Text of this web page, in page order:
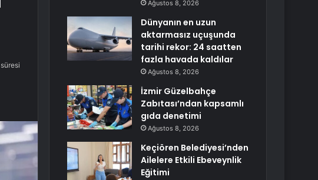
Ağustos 8, 2026
Dünyanın en uzun
aktarmasız uçuşunda
tarihi rekor: 24 saatten
fazla havada kaldılar
Ağustos 8, 2026
İzmir Güzelbahçe
Zabıtası’ndan kapsamlı
gıda denetimi
Ağustos 8, 2026
Keçiören Belediyesi’nden
Ailelere Etkili Ebeveynlik
Eğitimi